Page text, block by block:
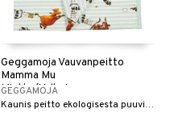
Geggamoja Vauvanpeitto
Mamma Mu
Minttu/Valkoinen
GEGGAMOJA
Kaunis peitto ekologisesta puuvillasta, 75 x 75 cm.